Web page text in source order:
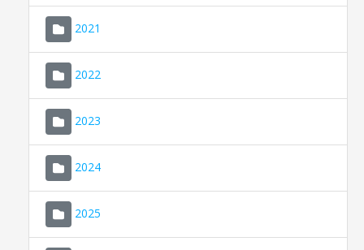
2021
2022
2023
2024
2025